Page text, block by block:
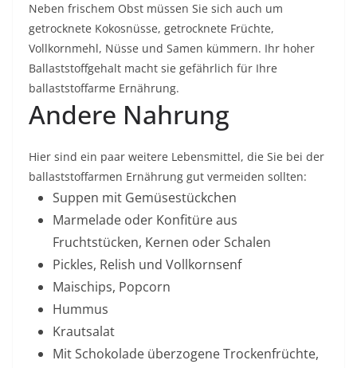
Neben frischem Obst müssen Sie sich auch um
getrocknete Kokosnüsse, getrocknete Früchte,
Vollkornmehl, Nüsse und Samen kümmern. Ihr hoher
Ballaststoffgehalt macht sie gefährlich für Ihre
ballaststoffarme Ernährung.
Andere Nahrung
Hier sind ein paar weitere Lebensmittel, die Sie bei der
ballaststoffarmen Ernährung gut vermeiden sollten:
Suppen mit Gemüsestückchen
Marmelade oder Konfitüre aus
Fruchtstücken, Kernen oder Schalen
Pickles, Relish und Vollkornsenf
Maischips, Popcorn
Hummus
Krautsalat
Mit Schokolade überzogene Trockenfrüchte,